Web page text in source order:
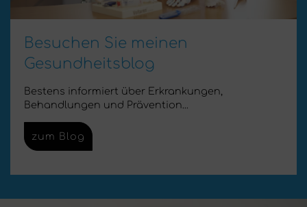
Besuchen Sie meinen
Gesundheitsblog
Bestens informiert über Erkrankungen,
Behandlungen und Prävention...
zum Blog